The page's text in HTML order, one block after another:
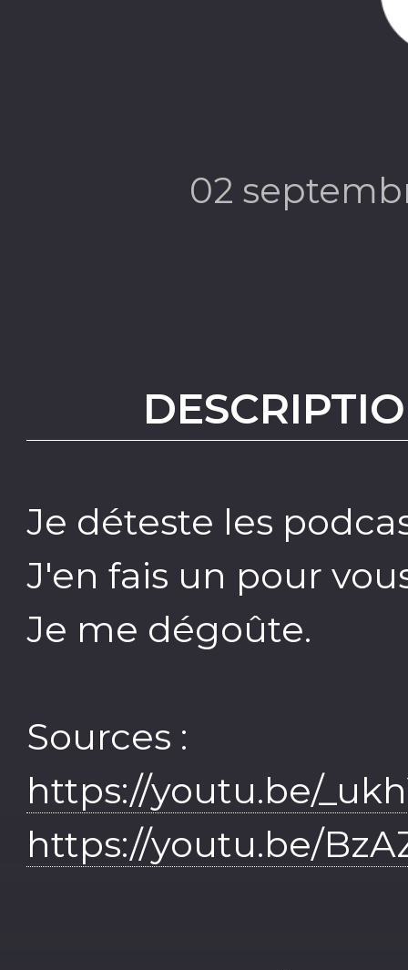
02
Je déteste les
J'en fais un pour
Je me dégoûte.
Sources :
https://youtu.be/
https://youtu.be/